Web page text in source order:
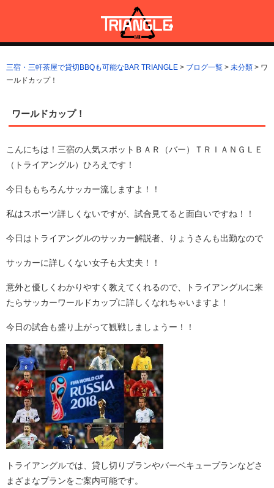
ン
へ
三宿・三軒茶屋で貸切BBQも可能なBAR TRIANGLE
三宿・三軒茶屋A5ランクの貸切BBQも可能なBAR TRIANGLE(バー・
トライアングル)
三宿・三軒茶屋で貸切BBQも可能なBAR TRIANGLE > ブログ一覧 > 未分類 > ワ
ールドカップ！
ワールドカップ！
こんにちは！三宿の人気スポットＢＡＲ（バー）ＴＲＩＡＮＧＬＥ
（トライアングル）ひろえです！
今日ももちろんサッカー流しますよ！！
私はスポーツ詳しくないですが、試合見てると面白いですね！！
今日はトライアングルのサッカー解説者、りょうさんも出勤なので
サッカーに詳しくない女子も大丈夫！！
意外と優しくわかりやすく教えてくれるので、トライアングルに来
たらサッカーワールドカップに詳しくなれちゃいますよ！
今日の試合も盛り上がって観戦しましょうー！！
トライアングルでは、貸し切りプランやバーベキュープランなどさ
まざまなプランをご案内可能です。